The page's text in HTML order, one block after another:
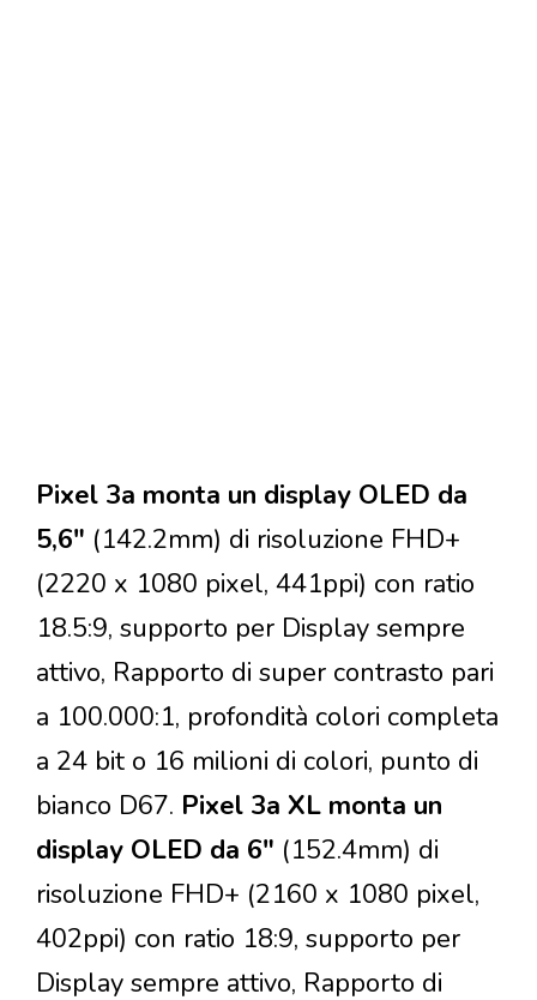
Pixel 3a monta un display OLED da
5,6" (142.2mm) di risoluzione FHD+
(2220 x 1080 pixel, 441ppi) con ratio
18.5:9, supporto per Display sempre
attivo, Rapporto di super contrasto pari
a 100.000:1, profondità colori completa
a 24 bit o 16 milioni di colori, punto di
bianco D67. Pixel 3a XL monta un
display OLED da 6" (152.4mm) di
risoluzione FHD+ (2160 x 1080 pixel,
402ppi) con ratio 18:9, supporto per
Display sempre attivo, Rapporto di